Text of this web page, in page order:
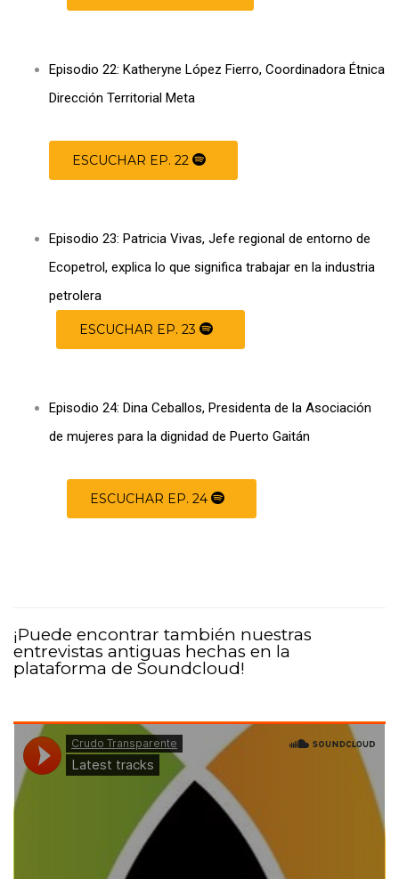
Episodio 22: Katheryne López Fierro, Coordinadora Étnica
Dirección Territorial Meta
ESCUCHAR EP. 22
Episodio 23: Patricia Vivas, Jefe regional de entorno de
Ecopetrol, explica lo que significa trabajar en la industria
petrolera
ESCUCHAR EP. 23
Episodio 24: Dina Ceballos, Presidenta de la Asociación
de mujeres para la dignidad de Puerto Gaitán
ESCUCHAR EP. 24
¡Puede encontrar también nuestras
entrevistas antiguas hechas en la
plataforma de Soundcloud!